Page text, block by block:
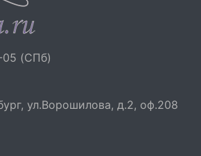
05 (СПб)
ул.Ворошилова, д.2, оф.208